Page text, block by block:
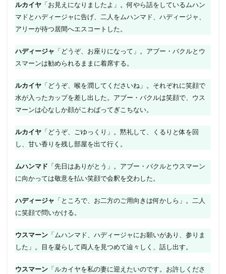
ルカイヤ 「お見えになりましたよ」。何やら話をしているムハン
マドとハディージャに告げ、二人をムハンマド、ハディージャ、
アリーが待つ居間へエスコートした。
ハディージャ 「どうぞ、お座りになって」。アブー・バクルとウ
スマーンは勧められるままに着席する。
ルカイヤ 「どうぞ、喉を潤してくださいね」。それぞれに笑顔で
水が入ったカップを差し出した。アブー・バクルは笑顔で、ウス
マーンは心なしか顔がこわばってぎこちない。
ルカイヤ 「どうぞ、ごゆっくり」。黙礼して、くるりと体を回
し、甘い香りを残し部屋を出て行く。
ムハンマド 「先日はありがとう」。アブー・バクルとウスマーン
に向かっては敬意を払い笑顔で会釈を交わした。
ハディージャ 「ところで、お二方のご用向きは何かしら」。二人
に笑顔で問いかける。
ウスマーン 「ムハンマド、ハディージャにお願いがあり、参りま
した」。目を凝らして両人を見つめて辿々しく、話し出す。
ウスマーン 「ルカイヤを私の妻に迎えたいのです。お許しくださ